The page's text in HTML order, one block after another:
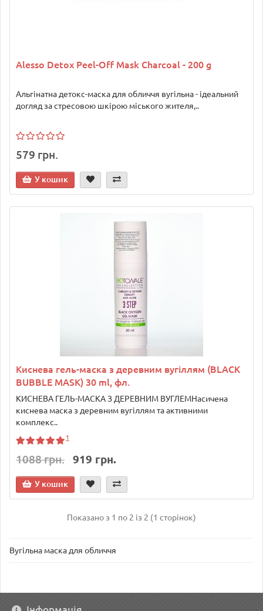
Alesso Detox Peel-Off Mask Charcoal - 200 g
Альгінатна детокс-маска для обличчя вугільна - ідеальний
догляд за стресовою шкірою міського жителя,..
579 грн.
У кошик
Киснева гель-маска з деревним вугіллям (BLACK
BUBBLE MASK) 30 ml, фл.
КИСНЕВА ГЕЛЬ-МАСКА З ДЕРЕВНИМ ВУГЛЕМНасичена
киснева маска з деревним вугіллям та активними
комплекс..
1
1088 грн. 919 грн.
У кошик
Показано з 1 по 2 із 2 (1 сторінок)
Вугільна маска для обличчя